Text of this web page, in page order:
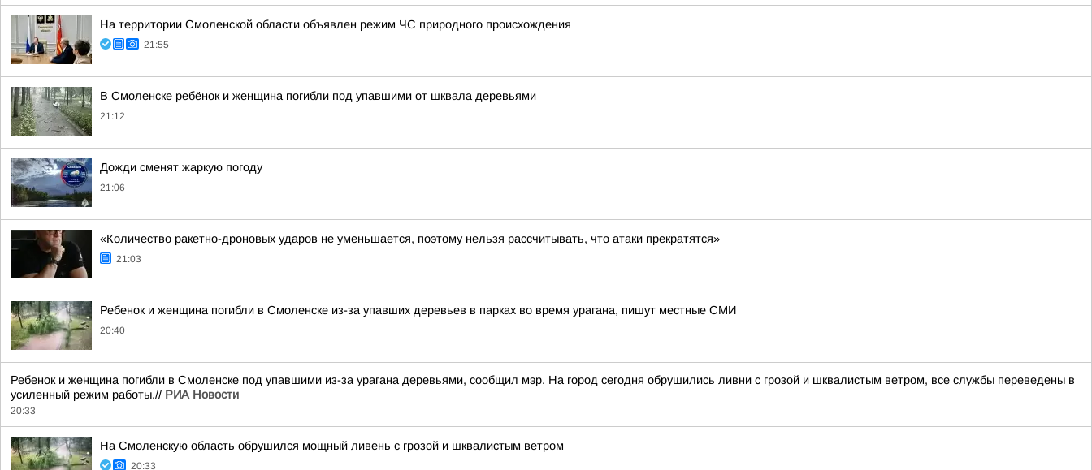
На территории Смоленской области объявлен режим ЧС природного происхождения
21:55
В Смоленске ребёнок и женщина погибли под упавшими от шквала деревьями
21:12
Дожди сменят жаркую погоду
21:06
«Количество ракетно-дроновых ударов не уменьшается, поэтому нельзя рассчитывать, что атаки прекратятся»
21:03
Ребенок и женщина погибли в Смоленске из-за упавших деревьев в парках во время урагана, пишут местные СМИ
20:40
Ребенок и женщина погибли в Смоленске под упавшими из-за урагана деревьями, сообщил мэр. На город сегодня обрушились ливни с грозой и шквалистым ветром, все службы переведены в
усиленный режим работы.// РИА Новости
20:33
На Смоленскую область обрушился мощный ливень с грозой и шквалистым ветром
20:33